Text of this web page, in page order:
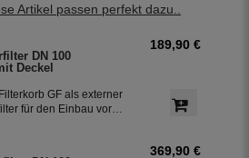
Artikel passen perfekt dazu..
DN 100
Deckel
GF als externer
für den Einbau vor
189,90 €
369,90 €